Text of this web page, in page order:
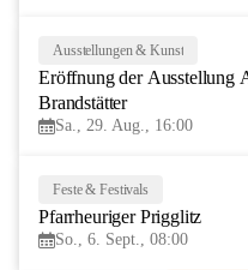
Ausstellungen & Kunst
Eröffnung der Ausstellung
Brandstätter
Sa., 29. Aug., 16:00
Feste & Festivals
Pfarrheuriger Prigglitz
So., 6. Sept., 08:00